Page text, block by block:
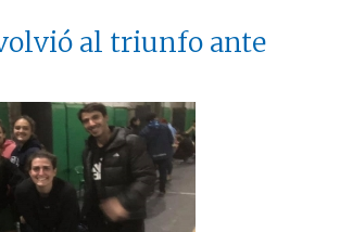
al triunfo ante